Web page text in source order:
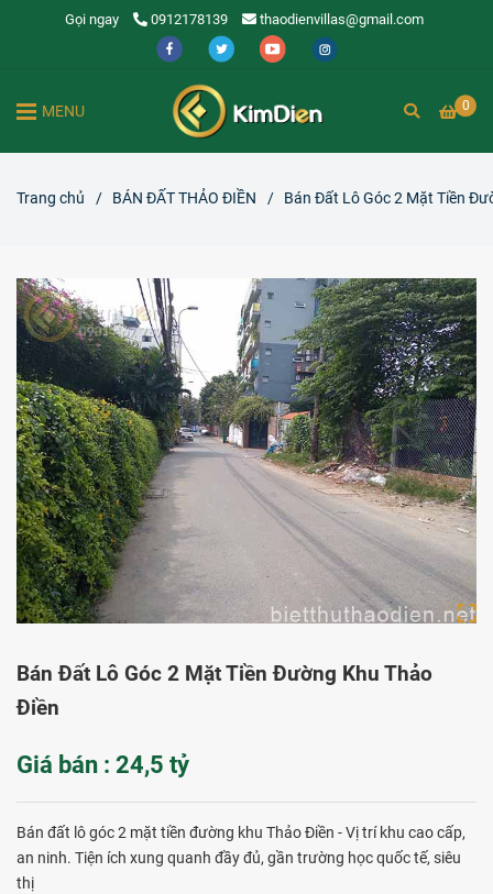
Gọi ngay 0912178139 thaodienvillas@gmail.com
0
MENU
Trang chủ / BÁN ĐẤT THẢO ĐIỀN / Bán Đất Lô Góc 2 Mặt Tiền
Bán Đất Lô Góc 2 Mặt Tiền Đường Khu Thảo
Điền
Giá bán : 24,5 tỷ
Bán đất lô góc 2 mặt tiền đường khu Thảo Điền - Vị trí khu cao cấp,
an ninh. Tiện ích xung quanh đầy đủ, gần trường học quốc tế, siêu
thị